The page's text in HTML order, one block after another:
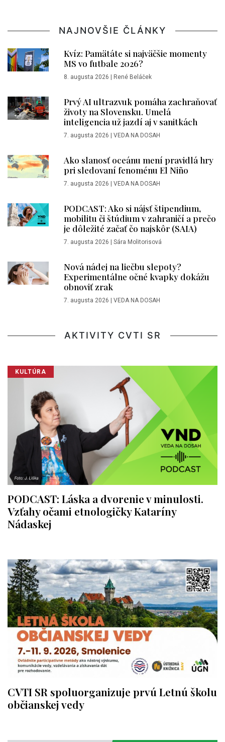
NAJNOVŠIE ČLÁNKY
Kvíz: Pamätáte si najväčšie momenty
MS vo futbale 2026?
8. augusta 2026 | René Beláček
Prvý AI ultrazvuk pomáha zachraňovať
životy na Slovensku. Umelá
inteligencia už jazdí aj v sanitkách
7. augusta 2026 | VEDA NA DOSAH
Ako slanosť oceánu mení pravidlá hry
pri sledovaní fenoménu El Niño
7. augusta 2026 | VEDA NA DOSAH
PODCAST: Ako si nájsť štipendium,
mobilitu či štúdium v zahraničí a prečo
je dôležité začať čo najskôr (SAIA)
7. augusta 2026 | Sára Molitorisová
Nová nádej na liečbu slepoty?
Experimentálne očné kvapky dokážu
obnoviť zrak
7. augusta 2026 | VEDA NA DOSAH
AKTIVITY CVTI SR
KULTÚRA
PODCAST: Láska a dvorenie v minulosti.
Vzťahy očami etnologičky Kataríny
Nádaskej
CVTI SR spoluorganizuje prvú Letnú školu
občianskej vedy